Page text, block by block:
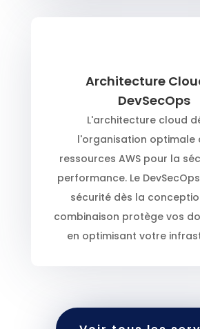
Architecture
DevSecOps
L'architecture cloud
l'organisation optimale
ressources AWS pour la
performance. Le
sécurité dès la
combinaison protège vos
en optimisant votre